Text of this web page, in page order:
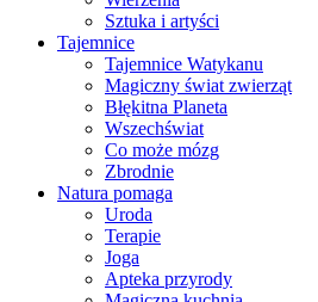
Sztuka i artyści
Tajemnice
Tajemnice Watykanu
Magiczny świat zwierząt
Błękitna Planeta
Wszechświat
Co może mózg
Zbrodnie
Natura pomaga
Uroda
Terapie
Joga
Apteka przyrody